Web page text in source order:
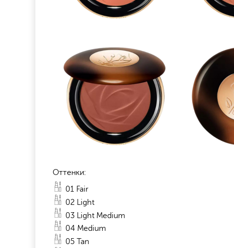
Оттенки:
01 Fair
02 Light
03 Light Medium
04 Medium
05 Tan